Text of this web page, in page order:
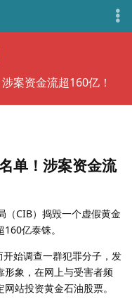
案资金流超160亿！
单！涉案资金流
（CIB）捣毁一个虚假黄金
亿泰铢。
始调查一群犯罪分子，发
形象，在网上与受害者频
站投资黄金石油股票。